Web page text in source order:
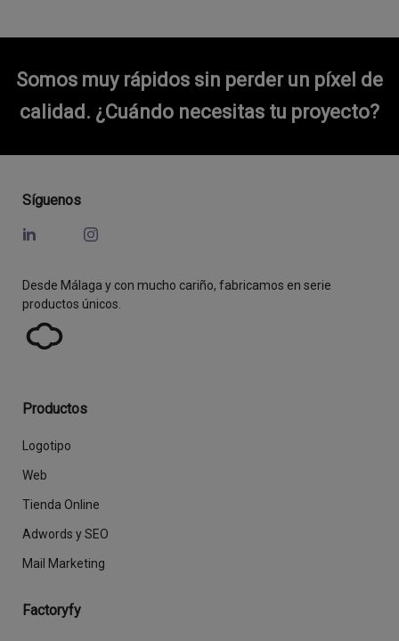
Somos muy rápidos sin perder un píxel de
calidad. ¿Cuándo necesitas tu proyecto?
Síguenos
Desde Málaga y con mucho cariño, fabricamos en serie
productos únicos.
Productos
Logotipo
Web
Tienda Online
Adwords y SEO
Mail Marketing
Factoryfy